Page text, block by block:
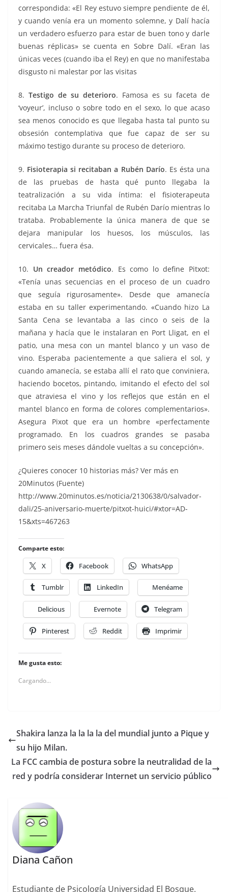
correspondida: «El Rey estuvo siempre pendiente de él,
y cuando venía era un momento solemne, y Dalí hacía
un verdadero esfuerzo para estar de buen tono y darle
buenas réplicas» se cuenta en Sobre Dalí. «Eran las
únicas veces (cuando iba el Rey) en que no manifestaba
disgusto ni malestar por las visitas
8. Testigo de su deterioro. Famosa es su faceta de
‘voyeur’, incluso o sobre todo en el sexo, lo que acaso
sea menos conocido es que llegaba hasta tal punto su
obsesión contemplativa que fue capaz de ser su
máximo testigo durante su proceso de deterioro.
9. Fisioterapia si recitaban a Rubén Darío. Es ésta una
de las pruebas de hasta qué punto llegaba la
teatralización a su vida íntima: el fisioterapeuta
recitaba La Marcha Triunfal de Rubén Darío mientras lo
trataba. Probablemente la única manera de que se
dejara manipular los huesos, los músculos, las
cervicales… fuera ésa.
10. Un creador metódico. Es como lo define Pitxot:
«Tenía unas secuencias en el proceso de un cuadro
que seguía rigurosamente». Desde que amanecía
estaba en su taller experimentando. «Cuando hizo La
Santa Cena se levantaba a las cinco o seis de la
mañana y hacía que le instalaran en Port Lligat, en el
patio, una mesa con un mantel blanco y un vaso de
vino. Esperaba pacientemente a que saliera el sol, y
cuando amanecía, se estaba allí el rato que conviniera,
haciendo bocetos, pintando, imitando el efecto del sol
que atraviesa el vino y los reflejos que están en el
mantel blanco en forma de colores complementarios».
Asegura Pixot que era un hombre «perfectamente
programado. En los cuadros grandes se pasaba
primero seis meses dándole vueltas a su concepción».
¿Quieres conocer 10 historias más? Ver más en
20Minutos (Fuente)
http://www.20minutos.es/noticia/2130638/0/salvador-
dali/25-aniversario-muerte/pitxot-huici/#xtor=AD-
15&xts=467263
Comparte esto:
X Facebook WhatsApp
Tumblr LinkedIn Menéame
Delicious Evernote Telegram
Pinterest Reddit Imprimir
Me gusta esto:
Cargando...
Shakira lanza la la la la del mundial junto a Pique y
su hijo Milan.
La FCC cambia de postura sobre la neutralidad de la
red y podría considerar Internet un servicio público
Diana Cañon
Estudiante de Psicología Universidad El Bosque.